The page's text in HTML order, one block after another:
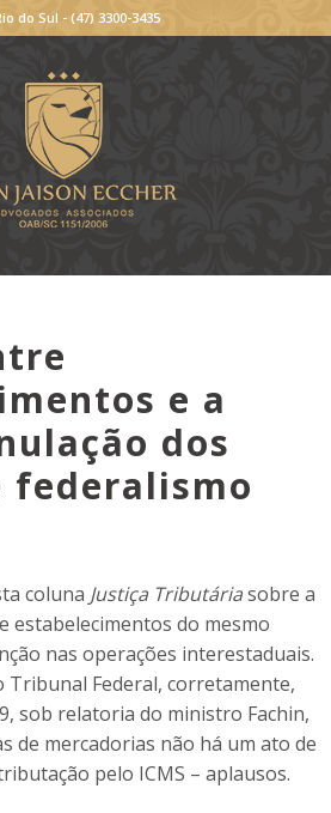
do Sul - (47) 3300-3435
e a
dos
federalismo
coluna Justiça Tributáriasobre a
estabelecimentos do mesmo
nas operações interestaduais.
Tribunal Federal, corretamente,
sob relatoria do ministro Fachin,
de mercadorias não há um ato de
pelo ICMS – aplausos.